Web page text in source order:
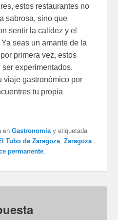
estos restaurantes no
sabrosa, sino que
sentir la calidez y el
seas un amante de la
primera vez, estos
experimentados.
viaje gastronómico por
tu propia
enGastronomiay etiquetada
Tubo de Zaragoza,Zaragoza
permanente.